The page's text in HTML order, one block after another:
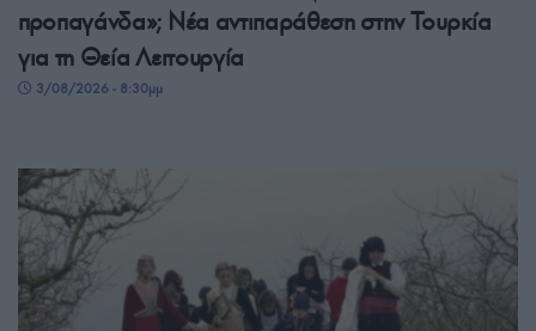
προπαγάνδα»; Νέα αντιπαράθεση στην Τουρκία
για τη Θεία Λειτουργία
3/08/2026 - 8:30μμ